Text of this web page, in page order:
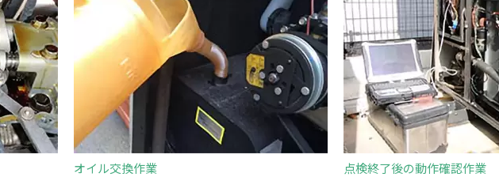
オイル交換作業 点検終了後の動作確認作業